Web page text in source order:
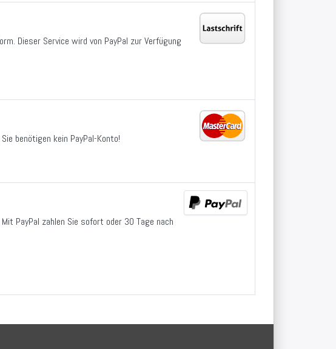
Dieser Service wird von PayPal zur Verfügung
benötigen kein PayPal-Konto!
PayPal zahlen Sie sofort oder 30 Tage nach